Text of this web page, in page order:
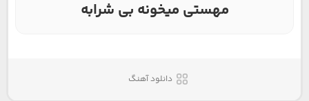
مهستی میخونه بی شرابه
دانلود آهنگ